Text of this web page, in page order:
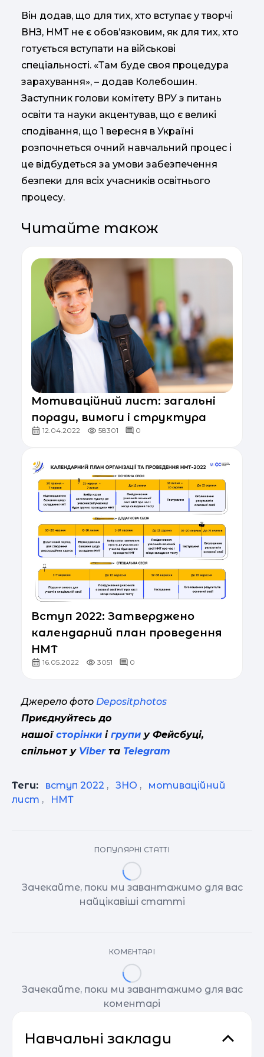
Він додав, що для тих, хто вступає у творчі
ВНЗ, НМТ не є обов’язковим, як для тих, хто
готується вступати на військові
спеціальності. «Там буде своя процедура
зарахування», – додав Колебошин.
Заступник голови комітету ВРУ з питань
освіти та науки акцентував, що є великі
сподівання, що 1 вересня в Україні
розпочнеться очний навчальний процес і
це відбудеться за умови забезпечення
безпеки для всіх учасників освітнього
процесу.
Читайте також
Мотиваційний лист: загальні
поради, вимоги і структура
12.04.2022 58301 0
Вступ 2022: Затверджено
календарний план проведення
НМТ
16.05.2022 3051 0
Джерело фото Depositphotos
Приєднуйтесь до
нашоїсторінки ігрупи у Фейсбуці,
спільнот уViberта Telegram
Теги: вступ 2022 , ЗНО ,
мотиваційний
лист , НМТ
ПОПУЛЯРНІ СТАТТІ
Зачекайте, поки ми завантажимо для вас
найцікавіші статті
КОМЕНТАРІ
Зачекайте, поки ми завантажимо для вас
коментарі
Навчальні заклади